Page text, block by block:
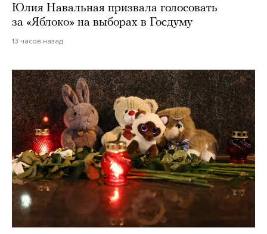
Юлия Навальная призвала голосовать
за «Яблоко» на выборах в Госдуму
13 часов назад